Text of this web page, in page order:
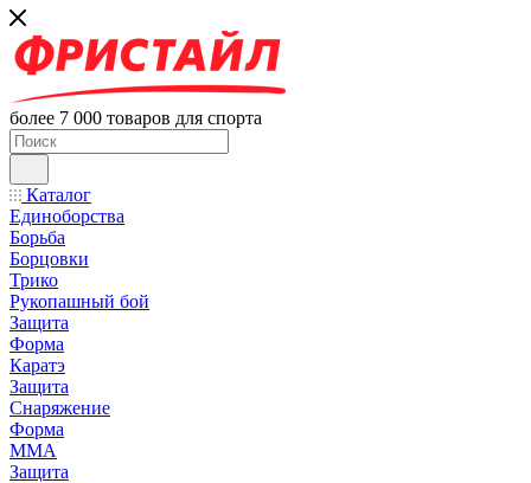
более 7 000 товаров для спорта
Каталог
Единоборства
Борьба
Борцовки
Трико
Рукопашный бой
Защита
Форма
Каратэ
Защита
Снаряжение
Форма
ММА
Защита